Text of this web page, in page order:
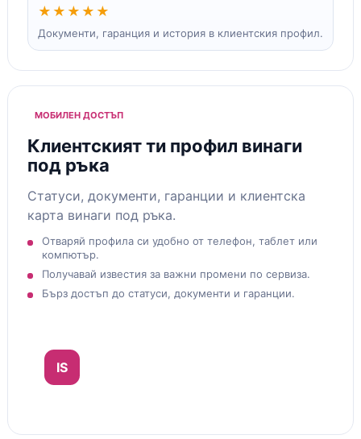
★★★★★
Документи, гаранция и история в клиентския профил.
МОБИЛЕН ДОСТЪП
Клиентският ти профил винаги
под ръка
Статуси, документи, гаранции и клиентска
карта винаги под ръка.
Отваряй профила си удобно от телефон, таблет или
компютър.
Получавай известия за важни промени по сервиза.
Бърз достъп до статуси, документи и гаранции.
IS